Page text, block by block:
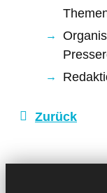
Zurück